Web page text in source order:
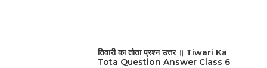
तिवारी का तोता प्रश्न उत्तर ॥ Tiwari Ka
Tota Question Answer Class 6